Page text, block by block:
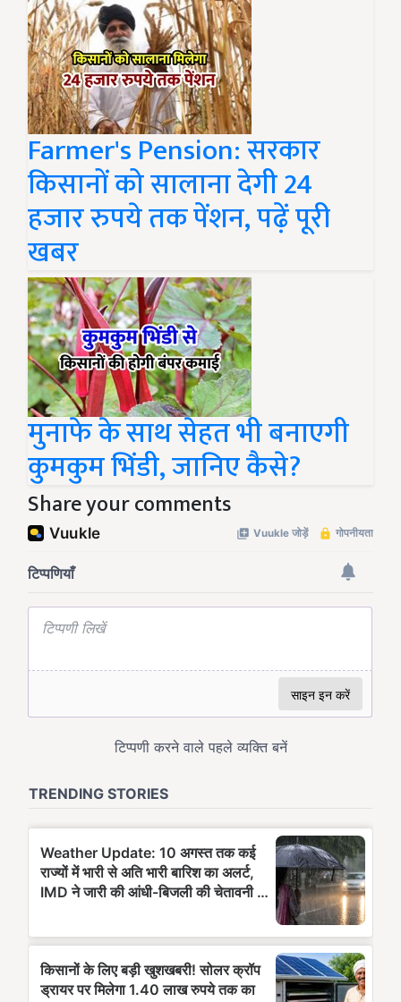
Farmer's Pension: सरकार
किसानों को सालाना देगी 24
हजार रुपये तक पेंशन, पढ़ें पूरी
खबर
मुनाफे के साथ सेहत भी बनाएगी
कुमकुम भिंडी, जानिए कैसे?
Share your comments